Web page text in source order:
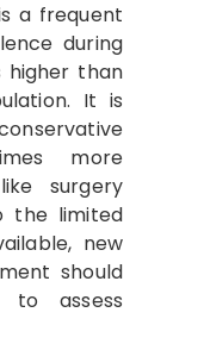
a frequent
during
higher than
It is
more
surgery
the limited
new
should
assess